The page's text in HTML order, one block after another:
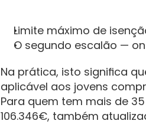
Limite máximo de
O segundo escalão —
Na prática, isto significa
aplicável aos jovens
Para quem tem mais de
106.346€, também